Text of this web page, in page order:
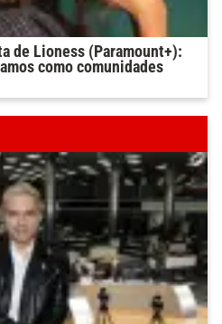
de Lioness (Paramount+):
como comunidades